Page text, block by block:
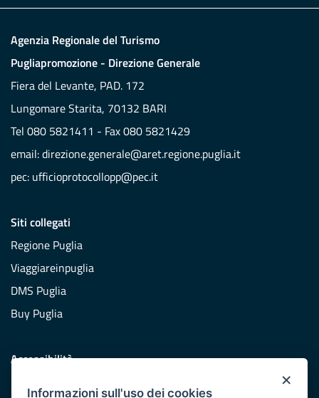
×
Informazioni sull'uso dei cookies
Agenzia Regionale del Turismo
Pugliapromozione - Direzione Generale
Fiera del Levante, PAD. 172
Lungomare Starita, 70132 BARI
Tel 080 5821411 - Fax 080 5821429
email:direzione.generale@aret.regione.puglia.it
pec: ufficioprotocollopp@pec.it
Siti collegati
Regione Puglia
Viaggiareinpuglia
DMS Puglia
Buy Puglia
Accessibilità